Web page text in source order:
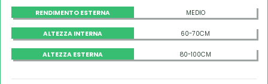
RENDIMENTO ESTERNA MEDIO
ALTEZZA INTERNA 60-70CM
ALTEZZA ESTERNA 80-100CM